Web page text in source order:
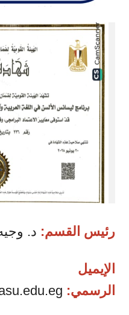
رئيس القسم: د.
الإيميل
الرسمي: